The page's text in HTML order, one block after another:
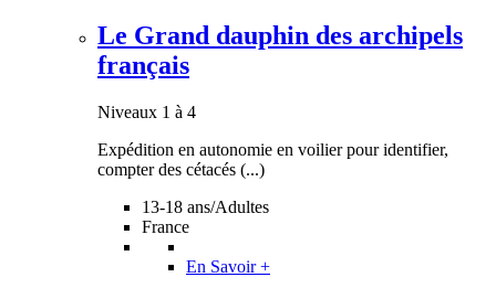
Le Grand dauphin des archipels
français
Niveaux 1 à 4
Expédition en autonomie en voilier pour identifier,
compter des cétacés (...)
13-18 ans/Adultes
France
En Savoir +